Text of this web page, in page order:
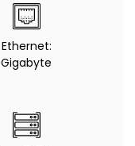
Ethernet:
Gigabyte